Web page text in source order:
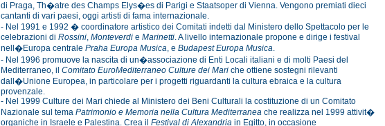
di Praga, Th�atre des Champs Elys�es di Parigi e Staatsoper di Vienna. Vengono premiati dieci
cantanti di vari paesi, oggi artisti di fama internazionale.
- Nel 1991 e 1992 � coordinatore artistico dei Comitati indetti dal Ministero dello Spettacolo per le
celebrazioni di Rossini, Monteverdi e Marinetti. A livello internazionale propone e dirige i festival
nell�Europa centrale Praha Europa Musica, e Budapest Europa Musica.
- Nel 1996 promuove la nascita di un�associazione di Enti Locali italiani e di molti Paesi del
Mediterraneo, il Comitato EuroMediterraneo Culture dei Mari che ottiene sostegni rilevanti
dall�Unione Europea, in particolare per i progetti riguardanti la cultura ebraica e la cultura
provenzale.
- Nel 1999 Culture dei Mari chiede al Ministero dei Beni Culturali la costituzione di un Comitato
Nazionale sul tema Patrimonio e Memoria nella Cultura Mediterranea che realizza nel 1999 attivit�
organiche in Israele e Palestina. Crea il Festival di Alexandria in Egitto, in occasione